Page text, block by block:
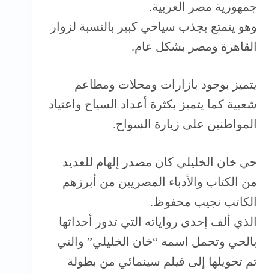
جمهورية مصر العربية.
وهو يتمتع بجذب سياحي كبير بالنسبة لزوار
القاهرة ومصر بشكل عام.
يتميز بوجود بازارات ومحلات ومطاعم
شعبية كما يتميز بكثرة أعداد السياح واعتياد
المواطنين على زيارة السواح.
حي خان الخليلي كان مصدر إلهام للعديد
من الكتاب والأدباء المصريين من أبرزهم
الكاتب نجيب محفوظ.
الذي ألف إحدى رواياته التي تدور أحداثها
بالحي وتحمل اسمه “خان الخليلي” والتي
تم تحويلها إلى فيلم سينمائي من بطولة